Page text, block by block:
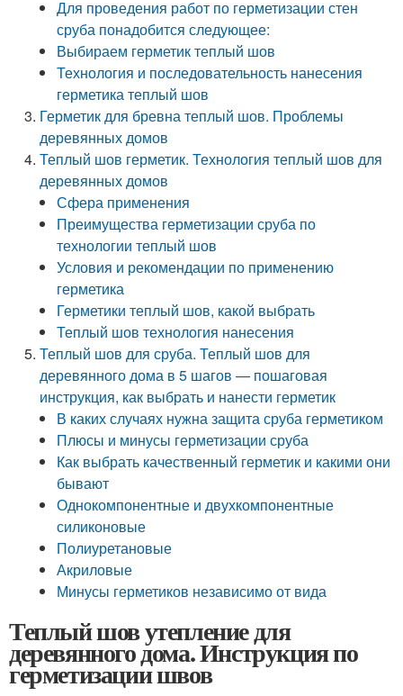
Для проведения работ по герметизации стен
сруба понадобится следующее:
Выбираем герметик теплый шов
Технология и последовательность нанесения
герметика теплый шов
Герметик для бревна теплый шов. Проблемы
деревянных домов
Теплый шов герметик. Технология теплый шов для
деревянных домов
Сфера применения
Преимущества герметизации сруба по
технологии теплый шов
Условия и рекомендации по применению
герметика
Герметики теплый шов, какой выбрать
Теплый шов технология нанесения
Теплый шов для сруба. Теплый шов для
деревянного дома в 5 шагов — пошаговая
инструкция, как выбрать и нанести герметик
В каких случаях нужна защита сруба герметиком
Плюсы и минусы герметизации сруба
Как выбрать качественный герметик и какими они
бывают
Однокомпонентные и двухкомпонентные
силиконовые
Полиуретановые
Акриловые
Минусы герметиков независимо от вида
Теплый шов утепление для
деревянного дома. Инструкция по
герметизации швов